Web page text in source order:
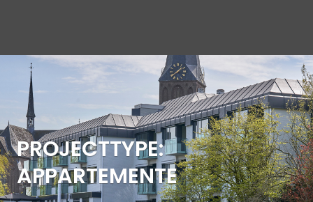
PROJECTTYPE:
APPARTEMENTE